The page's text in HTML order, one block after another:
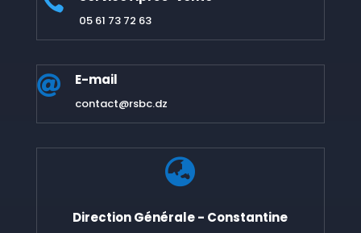
05 61 73 72 63
 E-mail
contact@rsbc.dz

Direction Générale - Constantine